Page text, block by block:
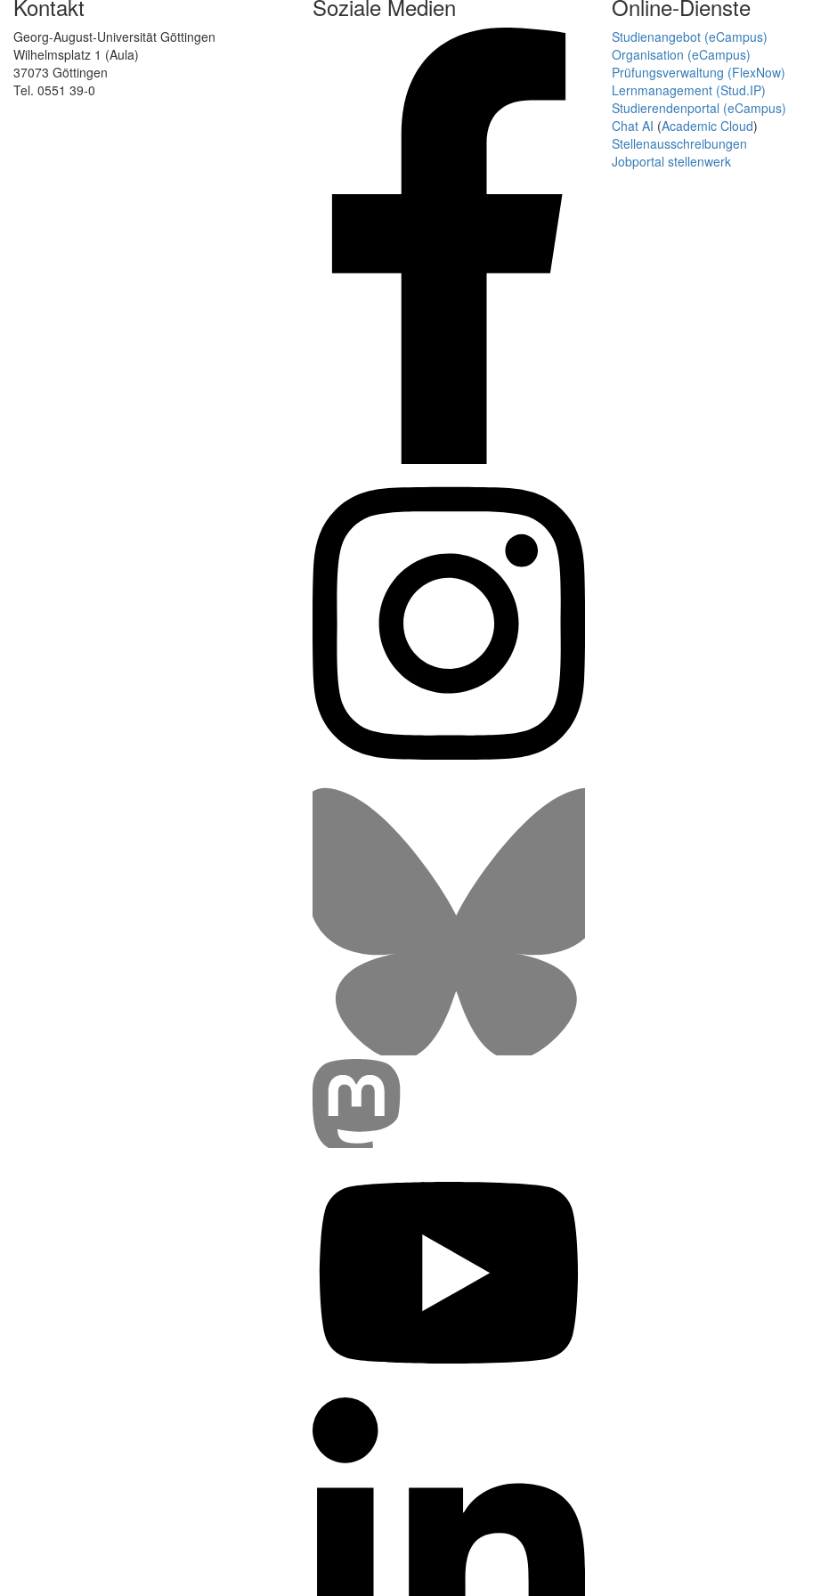
Kontakt
Georg-August-Universität Göttingen
Wilhelmsplatz 1 (Aula)
37073 Göttingen
Tel. 0551 39-0
Soziale Medien Online-Dienste
Studienangebot (eCampus)
Organisation (eCampus)
Prüfungsverwaltung (FlexNow)
Lernmanagement (Stud.IP)
Studierendenportal (eCampus)
Chat AI (Academic Cloud)
Stellenausschreibungen
Jobportal stellenwerk